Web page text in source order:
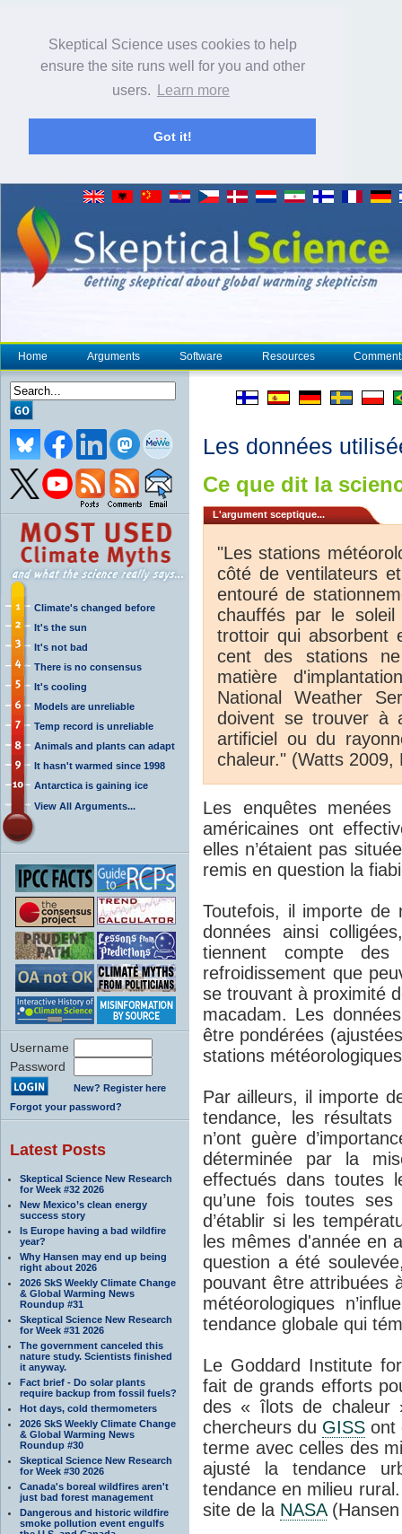
Skeptical Science uses cookies to help
ensure the site runs well for you and other
users.
Learn more
Got it!
Home Arguments Software Resources
Climate's changed before
It's the sun
It's not bad
There is no consensus
It's cooling
Models are unreliable
Temp record is unreliable
Animals and plants can adapt
It hasn't warmed since 1998
Antarctica is gaining ice
View All Arguments...
Username
Password
New? Register here
Forgot your password?
Latest Posts
Skeptical Science New Research
for Week #32 2026
New Mexico’s clean energy
success story
Is Europe having a bad wildfire
year?
Why Hansen may end up being
right about 2026
2026 SkS Weekly Climate Change
& Global Warming News
Roundup #31
Skeptical Science New Research
for Week #31 2026
The government canceled this
nature study. Scientists finished
it anyway.
Fact brief - Do solar plants
require backup from fossil fuels?
Hot days, cold thermometers
2026 SkS Weekly Climate Change
& Global Warming News
Roundup #30
Skeptical Science New Research
for Week #30 2026
Canada's boreal wildfires aren't
just bad forest management
Dangerous and historic wildfire
smoke pollution event engulfs
Les données
Ce que dit la
L'argument sceptique...
"Les stations
côté de ventilateurs
entouré de
chauffés par le
trottoir qui absorbent
cent des stations
matière
National Weather
doivent se trouver à
artificiel ou du
chaleur." (Watts 2009,
Les enquêtes menées
américaines ont
elles n’étaient pas
remis en question la
Toutefois, il importe de
données ainsi
tiennent compte
refroidissement que
se trouvant à proximité
macadam. Les
être pondérées
stations
Par ailleurs, il importe
tendance, les
n’ont guère
déterminée par la
effectués dans toutes
qu’une fois toutes ses
d’établir si les
les mêmes d'année en
question a été
pouvant être attribuées
météorologiques
tendance globale qui
Le Goddard Institute
fait de grands efforts
des « îlots de chaleur
chercheurs du GISS ont
terme avec celles des
ajusté la tendance
tendance en milieu
site de la NASA(Hansen